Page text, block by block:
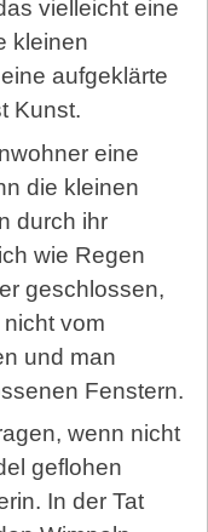
vielleicht eine
kleinen
aufgeklärte
Kunst.
eine
die kleinen
durch ihr
wie Regen
geschlossen,
vom
und man
Fenstern.
wenn nicht
geflohen
In der Tat